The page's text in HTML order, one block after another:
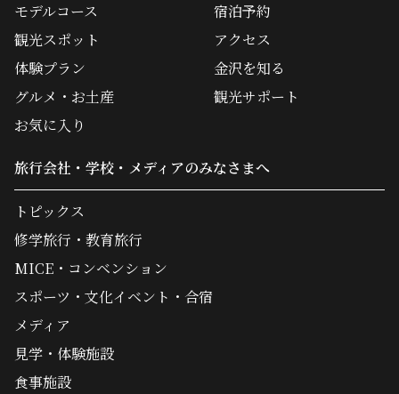
モデルコース
観光スポット
体験プラン
グルメ・お土産
宿泊予約
アクセス
金沢を知る
観光サポート
お気に入り
旅行会社・学校・メディアのみなさまへ
トピックス
修学旅行・教育旅行
MICE・コンベンション
スポーツ・文化イベント・合宿
メディア
見学・体験施設
食事施設